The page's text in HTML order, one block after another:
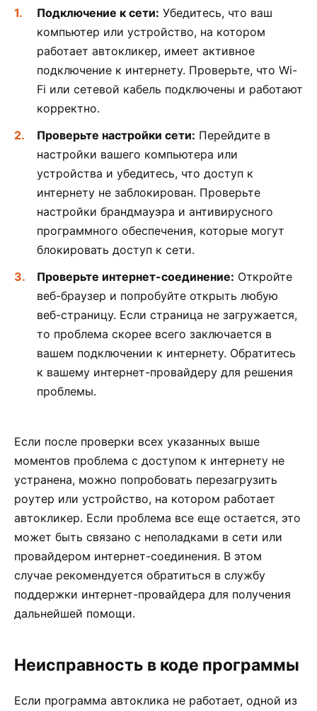
Подключение к сети: Убедитесь, что ваш
компьютер или устройство, на котором
работает автокликер, имеет активное
подключение к интернету. Проверьте, что Wi-
Fi или сетевой кабель подключены и работают
корректно.
Проверьте настройки сети: Перейдите в
настройки вашего компьютера или
устройства и убедитесь, что доступ к
интернету не заблокирован. Проверьте
настройки брандмауэра и антивирусного
программного обеспечения, которые могут
блокировать доступ к сети.
Проверьте интернет-соединение: Откройте
веб-браузер и попробуйте открыть любую
веб-страницу. Если страница не загружается,
то проблема скорее всего заключается в
вашем подключении к интернету. Обратитесь
к вашему интернет-провайдеру для решения
проблемы.
Если после проверки всех указанных выше
моментов проблема с доступом к интернету не
устранена, можно попробовать перезагрузить
роутер или устройство, на котором работает
автокликер. Если проблема все еще остается, это
может быть связано с неполадками в сети или
провайдером интернет-соединения. В этом
случае рекомендуется обратиться в службу
поддержки интернет-провайдера для получения
дальнейшей помощи.
Неисправность в коде программы
Если программа автоклика не работает, одной из